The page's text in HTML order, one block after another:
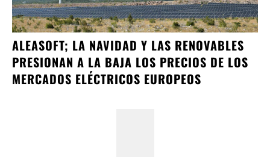
ALEASOFT; LA NAVIDAD Y LAS RENOVABLES
PRESIONAN A LA BAJA LOS PRECIOS DE LOS
MERCADOS ELÉCTRICOS EUROPEOS